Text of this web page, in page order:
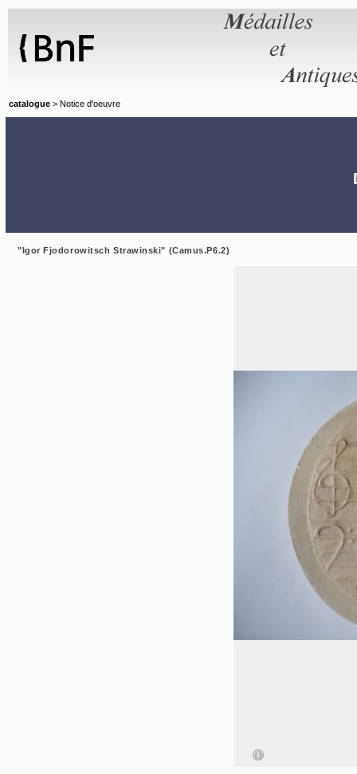
catalogue > Notice d'oeuvre
"Igor Fjodorowitsch Strawinski" (Camus.P6.2)